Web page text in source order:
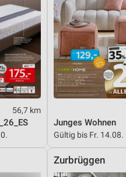
56,7 km
Junges Wohnen
Gültig bis Fr. 14.08.
Zurbrüggen